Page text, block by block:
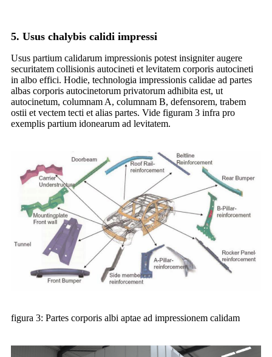
5. Usus chalybis calidi impressi
Usus partium calidarum impressionis potest insigniter augere
securitatem collisionis autocineti et levitatem corporis autocineti
in albo effici. Hodie, technologia impressionis calidae ad partes
albas corporis autocinetorum privatorum adhibita est, ut
autocinetum, columnam A, columnam B, defensorem, trabem
ostii et vectem tecti et alias partes. Vide figuram 3 infra pro
exemplis partium idonearum ad levitatem.
figura 3: Partes corporis albi aptae ad impressionem calidam